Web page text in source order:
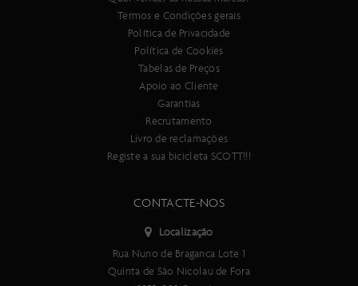
Termos e Condições gerais
Política de Privacidade
Política de Cookies
Tabelas de Preços
Apoio ao Cliente
Garantias
Recrutamento
Livro de reclamações
Registe a sua bicicleta SCOTT!!!
CONTACTE-NOS
Localização
Rua Nuno de Braganca Lote 1
Quinta de São Nicolau de Fora